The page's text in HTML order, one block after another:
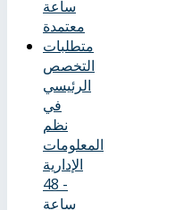
ساعة
معتمدة
متطلبات
التخصص
الرئيسي
في
نظم
المعلومات
الإدارية
- 48
ساعة